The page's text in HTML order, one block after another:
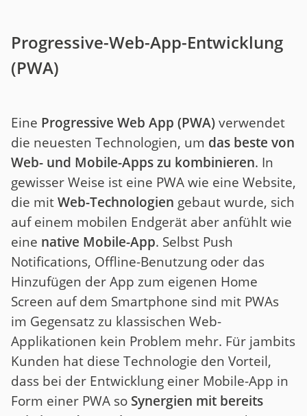
Progressive-Web-App-Entwicklung
(PWA)
Eine Progressive Web App (PWA)verwendet
die neuesten Technologien, um das beste von
Web- und Mobile-Apps zu kombinieren. In
gewisser Weise ist eine PWA wie eine Website,
die mitWeb-Technologien gebaut wurde, sich
auf einem mobilen Endgerät aber anfühlt wie
eine native Mobile-App. Selbst Push
Notifications, Offline-Benutzung oder das
Hinzufügen der App zum eigenen Home
Screen auf dem Smartphone sind mit PWAs
im Gegensatz zu klassischen Web-
Applikationen kein Problem mehr. Für jambits
Kunden hat diese Technologie den Vorteil,
dass bei der Entwicklung einer Mobile-App in
Form einer PWA so Synergien mit bereits